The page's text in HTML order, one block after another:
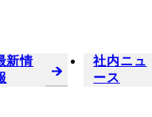
新情
社内ニュ
ース